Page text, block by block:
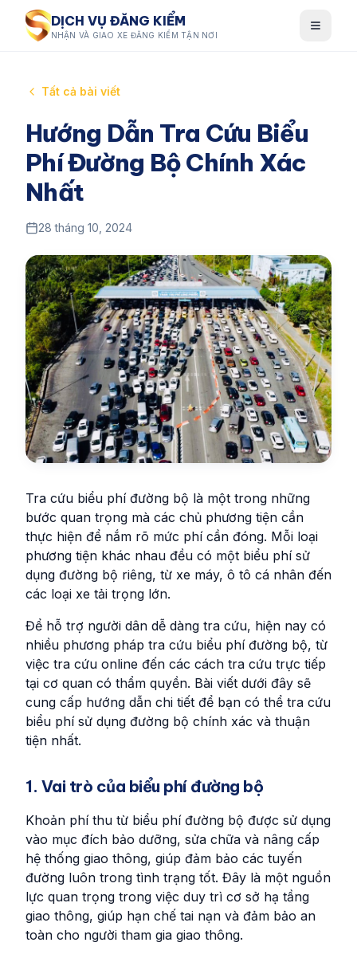
DỊCH VỤ ĐĂNG KIỂM
NHẬN VÀ GIAO XE ĐĂNG KIỂM TẬN NƠI
Tất cả bài viết
Hướng Dẫn Tra Cứu Biểu
Phí Đường Bộ Chính Xác
Nhất
28 tháng 10, 2024
Tra cứu biểu phí đường bộ là một trong những
bước quan trọng mà các chủ phương tiện cần
thực hiện để nắm rõ mức phí cần đóng. Mỗi loại
phương tiện khác nhau đều có một biểu phí sử
dụng đường bộ riêng, từ xe máy, ô tô cá nhân đến
các loại xe tải trọng lớn.
Để hỗ trợ người dân dễ dàng tra cứu, hiện nay có
nhiều phương pháp tra cứu biểu phí đường bộ, từ
việc tra cứu online đến các cách tra cứu trực tiếp
tại cơ quan có thẩm quyền. Bài viết dưới đây sẽ
cung cấp hướng dẫn chi tiết để bạn có thể tra cứu
biểu phí sử dụng đường bộ chính xác và thuận
tiện nhất.
1. Vai trò của biểu phí đường bộ
Khoản phí thu từ biểu phí đường bộ được sử dụng
vào mục đích bảo dưỡng, sửa chữa và nâng cấp
hệ thống giao thông, giúp đảm bảo các tuyến
đường luôn trong tình trạng tốt. Đây là một nguồn
lực quan trọng trong việc duy trì cơ sở hạ tầng
giao thông, giúp hạn chế tai nạn và đảm bảo an
toàn cho người tham gia giao thông.